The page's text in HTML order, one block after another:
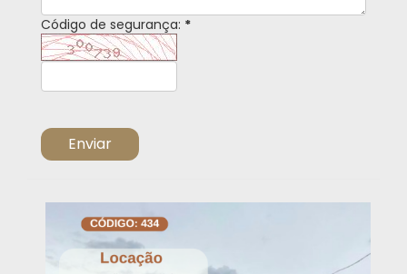
Código de segurança: *